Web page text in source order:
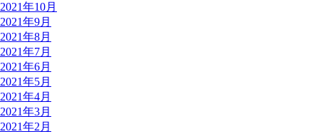
2021年10月
2021年9月
2021年8月
2021年7月
2021年6月
2021年5月
2021年4月
2021年3月
2021年2月